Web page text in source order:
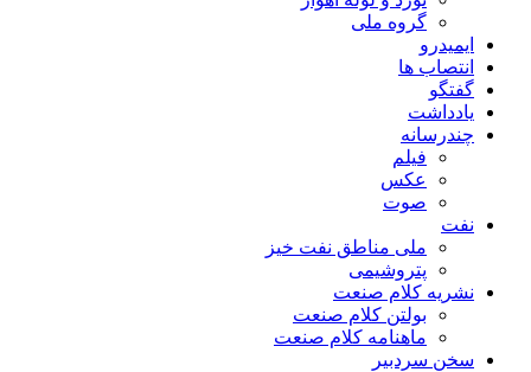
گروه ملی
ایمیدرو
انتصاب ها
گفتگو
یادداشت
چندرسانه
فیلم
عکس
صوت
نفت
ملی مناطق نفت خیز
پتروشیمی
نشریه کلام صنعت
بولتن کلام صنعت
ماهنامه کلام صنعت
سخن سردبیر